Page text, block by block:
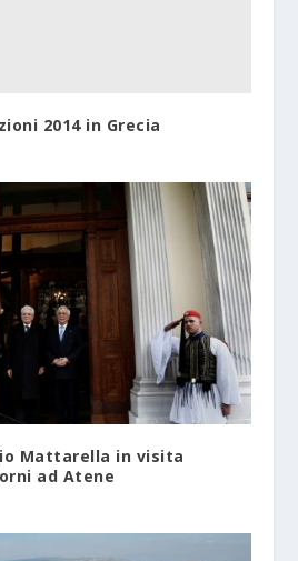
2014 in Grecia
Mattarella in visita
ad Atene